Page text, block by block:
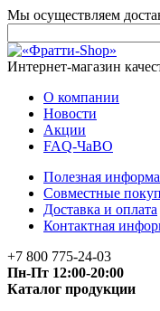
Мы осуществляем
Интернет-магазин
О компании
Новости
Акции
FAQ-ЧаВО
Полезная
Совместные
Доставка и оплата
Контактная
+7 800 775-24-03
Пн-Пт 12:00-20:00
Каталог продукции